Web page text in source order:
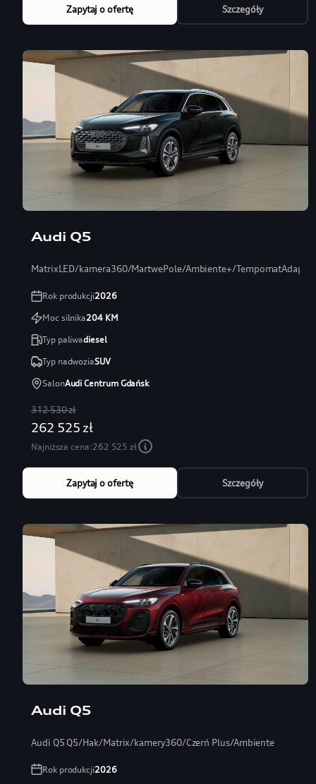
Zapytaj o ofertę Szczegóły
Audi Q5
MatrixLED/kamera360/MartwePole/Ambiente+/
Rok produkcji2026
Moc silnika204KM
Typ paliwadiesel
Typ nadwoziaSUV
SalonAudi Centrum Gdańsk
312 530 zł
262 525 zł
Najniższa cena:262 525 zł
Zapytaj o ofertę Szczegóły
Audi Q5
Audi Q5 Q5/Hak/Matrix/kamery360/Czerń Plus/Ambiente
Rok produkcji2026